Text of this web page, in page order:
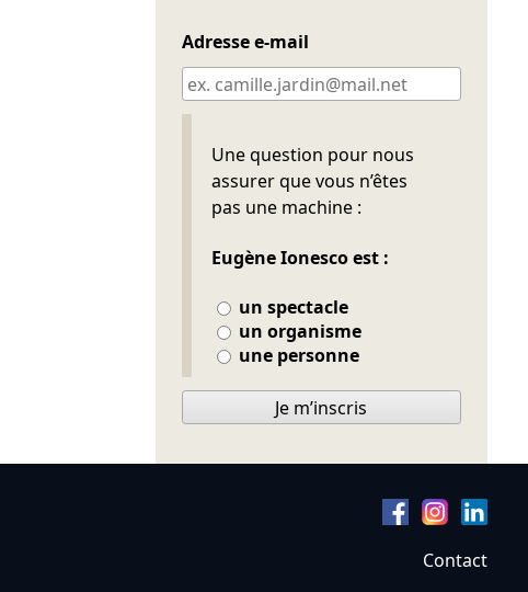
Adresse e-mail
Une question pour nous
assurer que vous n’êtes
pas une machine :
Eugène Ionesco est :
un spectacle
un organisme
une personne
Ne pas remplir
Je m’inscris
Contact